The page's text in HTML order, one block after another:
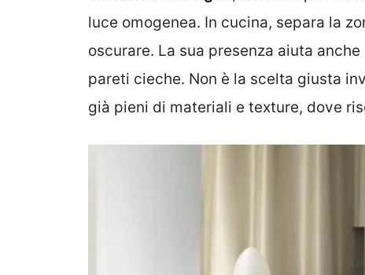
luce omogenea. In cucina, separa la
oscurare. La sua presenza aiuta anche
pareti cieche. Non è la scelta giusta
già pieni di materiali e texture, dove